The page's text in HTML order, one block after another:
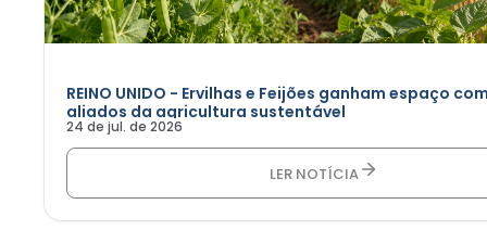
REINO UNIDO - Ervilhas e Feijões ganham espaço
aliados da agricultura sustentável
24 de jul. de 2026
LER NOTÍCIA